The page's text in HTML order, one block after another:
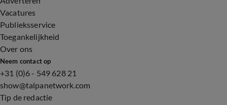
Vacatures
Publieksservice
Toegankelijkheid
Over ons
Neem contact op
+31 (0)6 - 549 628 21
show@talpanetwork.com
Tip de redactie